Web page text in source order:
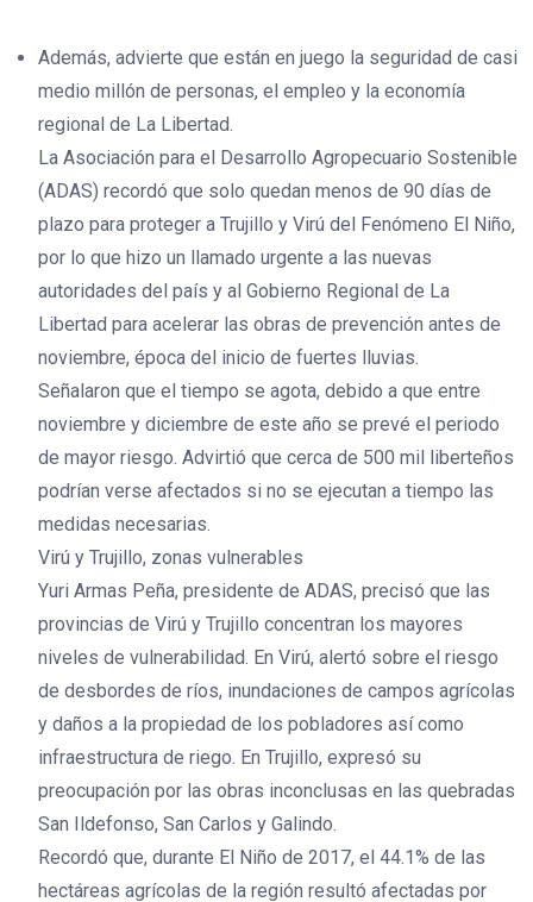
Además, advierte que están en juego la seguridad de casi
medio millón de personas, el empleo y la economía
regional de La Libertad.
La Asociación para el Desarrollo Agropecuario Sostenible
(ADAS) recordó que solo quedan menos de 90 días de
plazo para proteger a Trujillo y Virú del Fenómeno El Niño,
por lo que hizo un llamado urgente a las nuevas
autoridades del país y al Gobierno Regional de La
Libertad para acelerar las obras de prevención antes de
noviembre, época del inicio de fuertes lluvias.
Señalaron que el tiempo se agota, debido a que entre
noviembre y diciembre de este año se prevé el periodo
de mayor riesgo. Advirtió que cerca de 500 mil liberteños
podrían verse afectados si no se ejecutan a tiempo las
medidas necesarias.
Virú y Trujillo, zonas vulnerables
Yuri Armas Peña, presidente de ADAS, precisó que las
provincias de Virú y Trujillo concentran los mayores
niveles de vulnerabilidad. En Virú, alertó sobre el riesgo
de desbordes de ríos, inundaciones de campos agrícolas
y daños a la propiedad de los pobladores así como
infraestructura de riego. En Trujillo, expresó su
preocupación por las obras inconclusas en las quebradas
San Ildefonso, San Carlos y Galindo.
Recordó que, durante El Niño de 2017, el 44.1% de las
hectáreas agrícolas de la región resultó afectadas por